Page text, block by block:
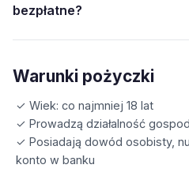
bezpłatne?
Warunki pożyczki
✓ Wiek: co najmniej 18 lat
✓ Prowadzą działalność
✓ Posiadają dowód osobisty,
konto w banku